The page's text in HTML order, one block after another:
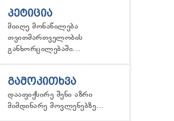
ᲞᲔᲢᲘᲪᲘᲐ
მიიღე მონაწილება
თვითმართველობის
განხორცილებაში...
ᲒᲐᲛᲝᲙᲘᲗᲮᲕᲐ
დააფიქსირე შენი აზრი
მიმდინარე მოვლენებზე...